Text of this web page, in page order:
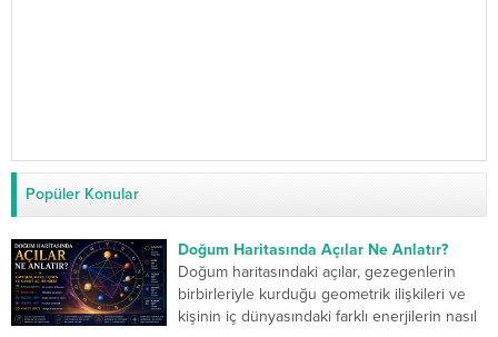
Popüler Konular
Doğum Haritasında Açılar Ne Anlatır?
Doğum haritasındaki açılar, gezegenlerin
birbirleriyle kurduğu geometrik ilişkileri ve
kişinin iç dünyasındaki farklı enerjilerin nasıl